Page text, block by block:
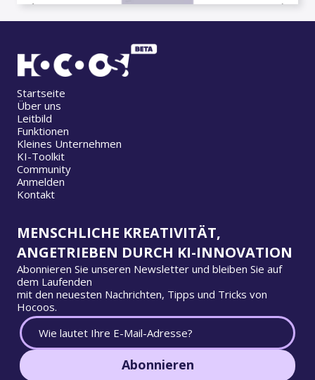
Startseite
Über uns
Leitbild
Funktionen
Kleines Unternehmen
KI-Toolkit
Community
Anmelden
Kontakt
MENSCHLICHE KREATIVITÄT,
ANGETRIEBEN DURCH KI-INNOVATION
Abonnieren Sie unseren Newsletter und bleiben Sie auf
dem Laufenden
mit den neuesten Nachrichten, Tipps und Tricks von
Hocoos.
Abonnieren